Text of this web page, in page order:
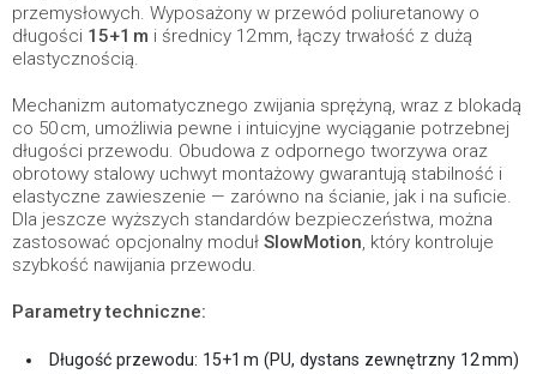
przemysłowych. Wyposażony w przewód poliuretanowy o
długości 15+1 m i średnicy 12 mm, łączy trwałość z dużą
elastycznością.
Mechanizm automatycznego zwijania sprężyną, wraz z blokadą
co 50 cm, umożliwia pewne i intuicyjne wyciąganie potrzebnej
długości przewodu. Obudowa z odpornego tworzywa oraz
obrotowy stalowy uchwyt montażowy gwarantują stabilność i
elastyczne zawieszenie — zarówno na ścianie, jak i na suficie.
Dla jeszcze wyższych standardów bezpieczeństwa, można
zastosować opcjonalny moduł SlowMotion, który kontroluje
szybkość nawijania przewodu.
Parametry techniczne:
Długość przewodu: 15+1 m (PU, dystans zewnętrzny 12 mm)